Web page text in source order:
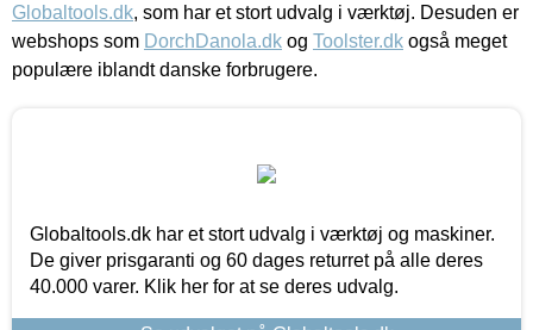
Globaltools.dk, som har et stort udvalg i værktøj. Desuden er
webshops som DorchDanola.dk og Toolster.dk også meget
populære iblandt danske forbrugere.
Globaltools.dk har et stort udvalg i værktøj og maskiner.
De giver prisgaranti og 60 dages returret på alle deres
40.000 varer. Klik her for at se deres udvalg.